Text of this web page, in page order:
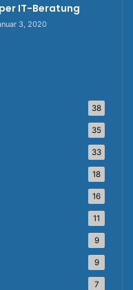
IT-Beratung
3, 2020
38
35
33
18
16
11
9
9
7